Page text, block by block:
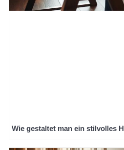
Wie gestaltet man ein stilvolles